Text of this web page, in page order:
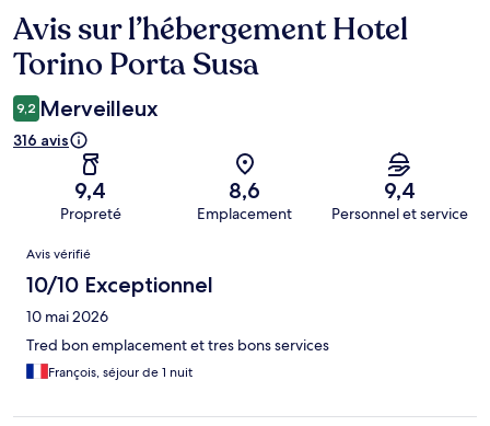
Avis
Avis sur l’hébergement Hotel
Torino Porta Susa
9,2 Merveilleux
316 avis
9,4
Propreté
8,6
Emplacement
9,4
Personnel et service
Avis
Avis vérifié
10/10 Exceptionnel
10 mai 2026
Tred bon emplacement et tres bons services
François, séjour de 1 nuit